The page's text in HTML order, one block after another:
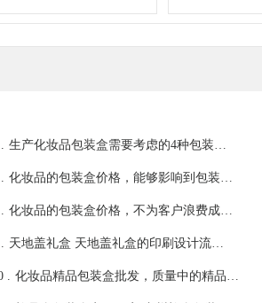
射化妆
生产化妆品包装盒需要考虑的4种包装类
化妆品的包装盒价格，能够影响到包装价
化妆品的包装盒价格，不为客户浪费成本
天地盖礼盒 天地盖礼盒的印刷设计流程
.
化妆品精品包装盒批发，质量中的精品就